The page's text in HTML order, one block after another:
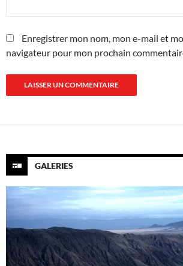
Enregistrer mon nom, mon e-mail et
navigateur pour mon prochain
GALERIES